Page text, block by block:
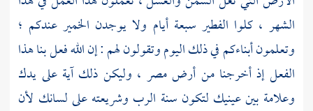
الشهر ، كلوا الفطير سبعة أيام ولا يوجدن الخمير عندكم ؛
وتعلمون أبناءكم في ذلك اليوم وتقولون لهم : إن الله فعل بنا هذا
الفعل إذ أخرجنا من أرضمصر ، وليكن ذلك آية على يدك
وعلامة بين عينيك لتكون سنة الرب وشريعته على لسانك لأن